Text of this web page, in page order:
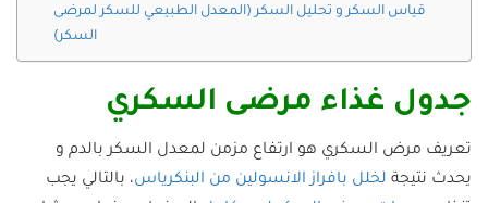
قياس السكر و تحليل السكر (المعدل الطبيعي للسكر لمرضى
السكر)
جدول غذاء مرضى السكري
تعريف مرض السكري هو ارتفاع مزمن لمعدل السكر بالدم و
يحدث نتيجة لخلل بافراز الانسولين من البنكرياس، بالتالي يجب